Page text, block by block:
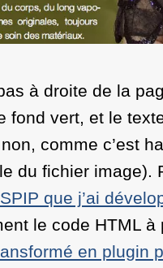
à droite de la
vert, et le
comme c’est
du fichier image).
que j’ai
le code HTML à
en plugin